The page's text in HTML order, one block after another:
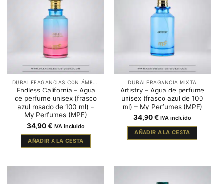
Endless California – Agua
de perfume unisex (frasco
azul rosado de 100 ml) –
My Perfumes (MPF)
34,90€ IVA incluido
AÑADIR A LA CESTA
DUBAI FRAGANCIA MIXTA
Artistry – Agua de perfume
unisex (frasco azul de 100
ml) – My Perfumes (MPF)
34,90€ IVA incluido
AÑADIR A LA CESTA